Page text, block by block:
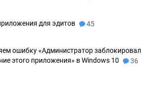
для эдитов 45
ошибку «Администратор заблокировал
этого приложения» в Windows 10
36